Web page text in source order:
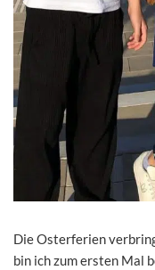
Die Osterferien
bin ich zum ersten Mal